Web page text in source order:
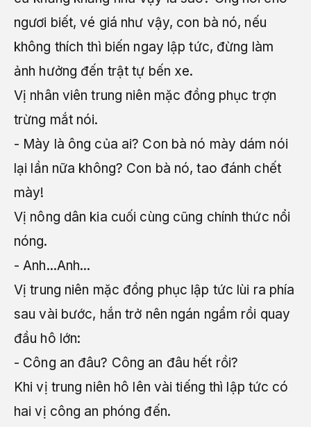
ngươi biết, vé giá như vậy, con bà nó, nếu
không thích thì biến ngay lập tức, đừng làm
ảnh hưởng đến trật tự bến xe.
Vị nhân viên trung niên mặc đồng phục trợn
trừng mắt nói.
- Mày là ông của ai? Con bà nó mày dám nói
lại lần nữa không? Con bà nó, tao đánh chết
mày!
Vị nông dân kia cuối cùng cũng chính thức nổi
nóng.
- Anh...Anh...
Vị trung niên mặc đồng phục lập tức lùi ra phía
sau vài bước, hắn trở nên ngán ngẩm rồi quay
đầu hô lớn:
- Công an đâu? Công an đâu hết rồi?
Khi vị trung niên hô lên vài tiếng thì lập tức có
hai vị công an phóng đến.